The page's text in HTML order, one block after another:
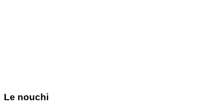
Le nouchi